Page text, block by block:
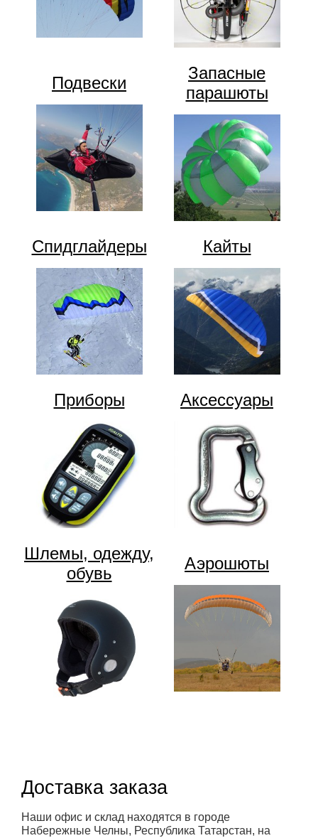
Подвески
Запасные
парашюты
Спидглайдеры Кайты
Приборы Аксессуары
Шлемы, одежду,
обувь
Аэрошюты
Доставка заказа
Наши офис и склад находятся в городе
Набережные Челны, Республика Татарстан, на